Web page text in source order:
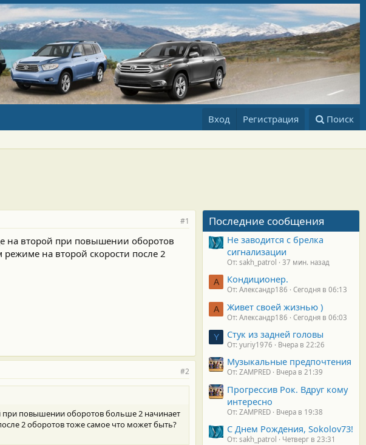
Вход Регистрация Поиск
#1
на второй при повышении оборотов
на второй скорости после 2
#2
при повышении оборотов больше 2 начинает
2 оборотов тоже самое что может быть?
Последние сообщения
Не заводится с брелка
сигнализации
От: sakh_patrol 37 мин. назад
А Кондиционер.
От: Александр186 Сегодня в 06:13
А Живет своей жизнью )
От: Александр186 Сегодня в 06:03
Y Стук из задней головы
От: yuriy1976 Вчера в 22:26
Музыкальные предпочтения
От: ZAMPRED Вчера в 21:39
Прогрессив Рок. Вдруг кому
интересно
От: ZAMPRED Вчера в 19:38
С Днем Рождения, Sokolov73!
От: sakh_patrol Четверг в 23:31